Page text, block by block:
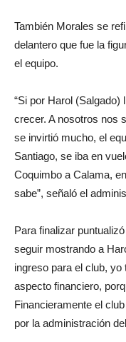
También Morales se
delantero que fue la
el equipo.
“Si por Harol (Salgado)
crecer. A nosotros nos
se invirtió mucho, el
Santiago, se iba en
Coquimbo a Calama,
sabe”, señaló el
Para finalizar
seguir mostrando a
ingreso para el club, yo
aspecto financiero,
Financieramente el
por la administración